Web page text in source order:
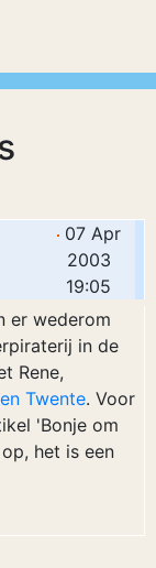
07 Apr
2003
19:05
er wederom
in de
Rene,
Twente. Voor
'Bonje om
het is een